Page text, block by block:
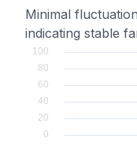
Minimal
indicating stable